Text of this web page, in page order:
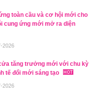
toàn cầu và cơ hội mới cho
cung ứng mới mở ra diện
2026
tăng trưởng mới với chu kỳ
tế đổi mới sáng tạo
2026